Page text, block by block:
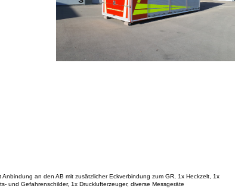
an den AB mit zusätzlicher Eckverbindung zum GR, 1x Heckzelt, 1x
und Gefahrenschilder, 1x Drucklufterzeuger, diverse Messgeräte